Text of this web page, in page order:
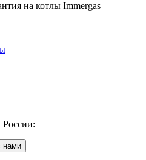
на котлы Immergas
России:
нами